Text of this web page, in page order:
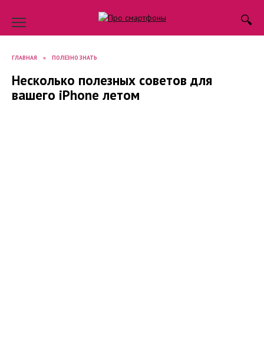
content
ГЛАВНАЯ » ПОЛЕЗНО ЗНАТЬ
Несколько полезных советов для
вашего iPhone летом